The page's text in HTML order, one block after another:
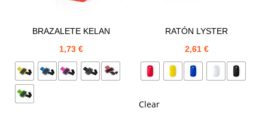
BRAZALETE KELAN
1,73€
RATÓN LYSTER
2,61 €
Clear